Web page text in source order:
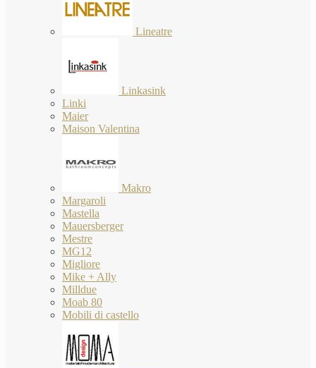
Lineatre
Linkasink
Linki
Maier
Maison Valentina
Makro
Margaroli
Mastella
Mauersberger
Mestre
MG12
Migliore
Mike + Ally
Milldue
Moab 80
Mobili di castello